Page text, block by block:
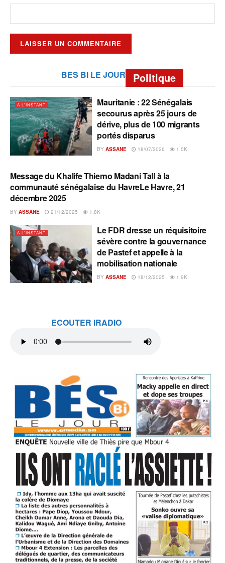
BES BI LE JOUR Politique
A L'INSTANT
Mauritanie : 22 Sénégalais
secourus après 25 jours de
dérive, plus de 100 migrants
portés disparus
BY ASSANE 18/07/2026 1.5K
A L'INSTANT
Message du Khalife Thierno Madani Tall à la
communauté sénégalaise du HavreLe Havre, 21
décembre 2025
BY ASSANE 21/12/2025 1.8K
A L'INSTANT
Le FDR dresse un réquisitoire
sévère contre la gouvernance
de Pastef et appelle à la
mobilisation nationale
BY ASSANE 18/12/2025 1.9K
ECOUTER IRADIO